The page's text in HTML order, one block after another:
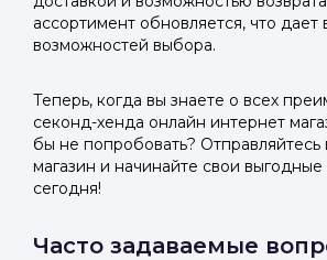
ассортимент обновляется, что
возможностей выбора.
Теперь, когда вы знаете о всех
секонд-хенда онлайн интернет
бы не попробовать? Отправляйтесь
магазин и начинайте свои
сегодня!
Часто задаваемые